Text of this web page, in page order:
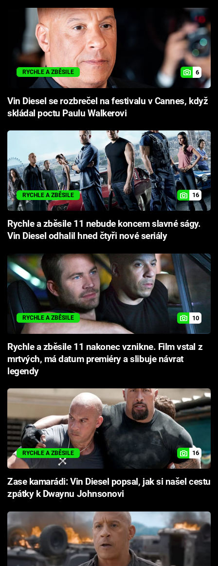
Cool Esport
Pořady
TV Program
Sledujte prima+
Přihlášení
RYCHLE A ZBĚSILE 6
Vin Diesel se rozbrečel na festivalu v Cannes, když
skládal poctu Paulu Walkerovi
RYCHLE A ZBĚSILE 16
Rychle a zběsile 11 nebude koncem slavné ságy.
Vin Diesel odhalil hned čtyři nové seriály
RYCHLE A ZBĚSILE 10
Rychle a zběsile 11 nakonec vznikne. Film vstal z
mrtvých, má datum premiéry a slibuje návrat
legendy
RYCHLE A ZBĚSILE 16
Zase kamarádi: Vin Diesel popsal, jak si našel cestu
zpátky k Dwaynu Johnsonovi